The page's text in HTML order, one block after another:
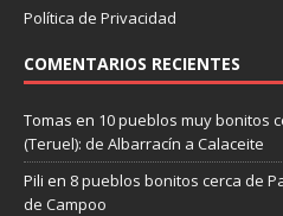
Política de Privacidad
COMENTARIOS RECIENTES
Tomas en 10 pueblos muy bonitos
(Teruel): de Albarracín a Calaceite
Pili en 8 pueblos bonitos cerca de
de Campoo